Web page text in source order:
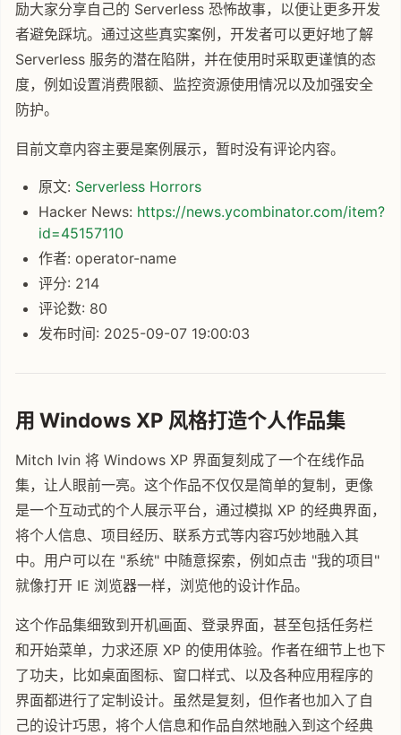
励大家分享自己的 Serverless 恐怖故事，以便让更多开发
者避免踩坑。通过这些真实案例，开发者可以更好地了解
Serverless 服务的潜在陷阱，并在使用时采取更谨慎的态
度，例如设置消费限额、监控资源使用情况以及加强安全
防护。
目前文章内容主要是案例展示，暂时没有评论内容。
原文: Serverless Horrors
Hacker News: https://news.ycombinator.com/item?
id=45157110
作者: operator-name
评分: 214
评论数: 80
发布时间: 2025-09-07 19:00:03
用 Windows XP 风格打造个人作品集
Mitch Ivin 将 Windows XP 界面复刻成了一个在线作品
集，让人眼前一亮。这个作品不仅仅是简单的复制，更像
是一个互动式的个人展示平台，通过模拟 XP 的经典界面，
将个人信息、项目经历、联系方式等内容巧妙地融入其
中。用户可以在 "系统" 中随意探索，例如点击 "我的项目"
就像打开 IE 浏览器一样，浏览他的设计作品。
这个作品集细致到开机画面、登录界面，甚至包括任务栏
和开始菜单，力求还原 XP 的使用体验。作者在细节上也下
了功夫，比如桌面图标、窗口样式、以及各种应用程序的
界面都进行了定制设计。虽然是复刻，但作者也加入了自
己的设计巧思，将个人信息和作品自然地融入到这个经典